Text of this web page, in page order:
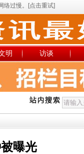
明 访谈
曝光